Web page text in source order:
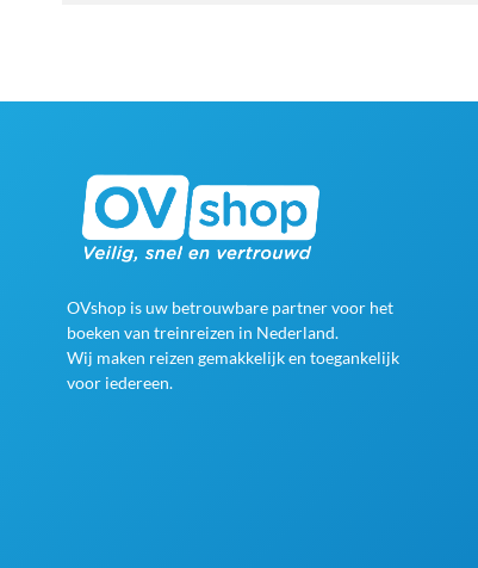
OVshop is uw betrouwbare partner voor het
boeken van treinreizen in Nederland.
Wij maken reizen gemakkelijk en toegankelijk
voor iedereen.